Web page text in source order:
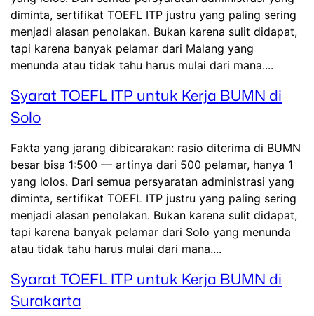
diminta, sertifikat TOEFL ITP justru yang paling sering
menjadi alasan penolakan. Bukan karena sulit didapat,
tapi karena banyak pelamar dari Malang yang
menunda atau tidak tahu harus mulai dari mana....
Syarat TOEFL ITP untuk Kerja BUMN di
Solo
Fakta yang jarang dibicarakan: rasio diterima di BUMN
besar bisa 1:500 — artinya dari 500 pelamar, hanya 1
yang lolos. Dari semua persyaratan administrasi yang
diminta, sertifikat TOEFL ITP justru yang paling sering
menjadi alasan penolakan. Bukan karena sulit didapat,
tapi karena banyak pelamar dari Solo yang menunda
atau tidak tahu harus mulai dari mana....
Syarat TOEFL ITP untuk Kerja BUMN di
Surakarta